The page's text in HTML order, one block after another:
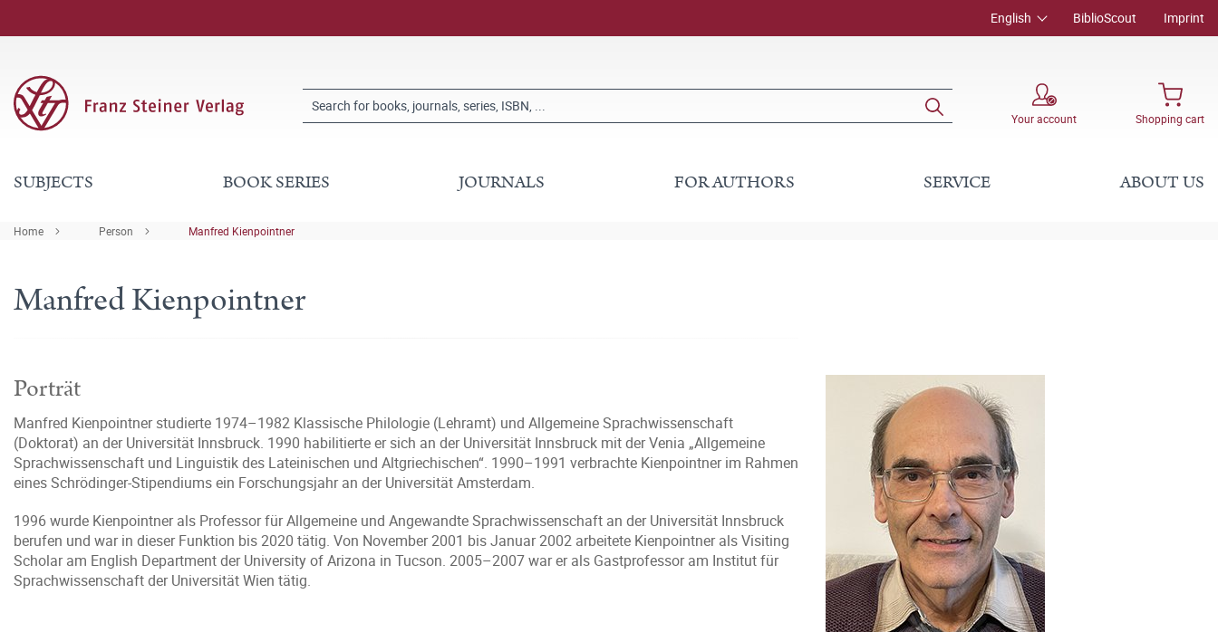
English BiblioScout Imprint
Your account Shopping cart
SUBJECTS BOOK SERIES JOURNALS FOR AUTHORS SERVICE ABOUT US
Home Person Manfred Kienpointner
Manfred Kienpointner
Porträt
Manfred Kienpointner studierte 1974–1982 Klassische Philologie (Lehramt) und Allgemeine Sprachwissenschaft
(Doktorat) an der Universität Innsbruck. 1990 habilitierte er sich an der Universität Innsbruck mit der Venia „Allgemeine
Sprachwissenschaft und Linguistik des Lateinischen und Altgriechischen“. 1990–1991 verbrachte Kienpointner im Rahmen
eines Schrödinger-Stipendiums ein Forschungsjahr an der Universität Amsterdam.
1996 wurde Kienpointner als Professor für Allgemeine und Angewandte Sprachwissenschaft an der Universität Innsbruck
berufen und war in dieser Funktion bis 2020 tätig. Von November 2001 bis Januar 2002 arbeitete Kienpointner als Visiting
Scholar am English Department der University of Arizona in Tucson. 2005–2007 war er als Gastprofessor am Institut für
Sprachwissenschaft der Universität Wien tätig.